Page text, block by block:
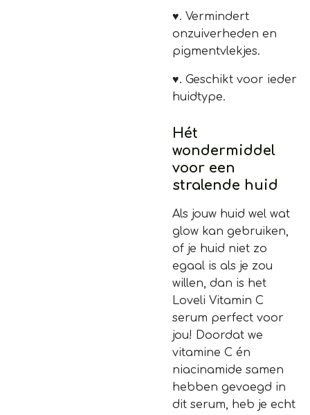
♥. Vermindert
onzuiverheden en
pigmentvlekjes.
♥. Geschikt voor ieder
huidtype.
Hét
wondermiddel
voor een
stralende huid
Als jouw huid wel wat
glow kan gebruiken,
of je huid niet zo
egaal is als je zou
willen, dan is het
Loveli Vitamin C
serum perfect voor
jou! Doordat we
vitamine C én
niacinamide samen
hebben gevoegd in
dit serum, heb je echt